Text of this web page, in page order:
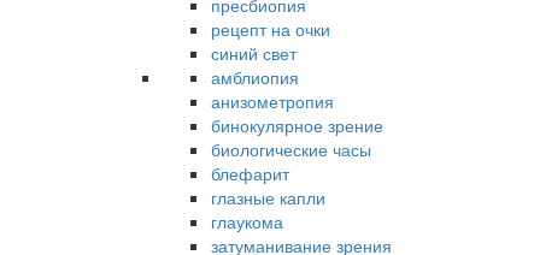
пресбиопия
рецепт на очки
синий свет
амблиопия
анизометропия
бинокулярное зрение
биологические часы
блефарит
глазные капли
глаукома
затуманивание зрения